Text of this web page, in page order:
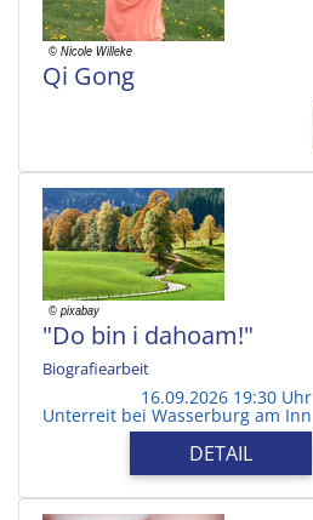
Qi Gong
"Do bin i dahoam!"
Biografiearbeit
16.09.2026 19:30 Uhr
Unterreit bei Wasserburg am Inn
DETAIL